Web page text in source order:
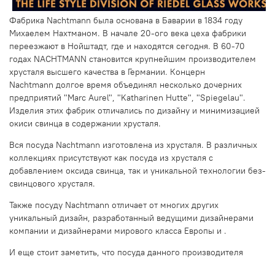
Фабрика Nachtmann была основана в Баварии в 1834 году
Михаелем Нахтманом. В начале 20-ого века цеха фабрики
переезжают в Нойштадт, где и находятся сегодня. В 60-70
годах NACHTMANN становится крупнейшим производителем
хрусталя высшего качества в Германии. Концерн
Nachtmann долгое время объединял несколько дочерних
предприятий "Marc Aurel", "Katharinen Hutte", "Spiegelau".
Изделия этих фабрик отличались по дизайну и минимизацией
окиси свинца в содержании хрусталя.
Вся посуда Nachtmann изготовлена из хрусталя. В различных
коллекциях присутствуют как посуда из хрусталя с
добавлением оксида свинца, так и уникальной технологии без-
свинцового хрусталя.
Также посуду Nachtmann отличает от многих других
уникальный дизайн, разработанный ведущими дизайнерами
компании и дизайнерами мирового класса Европы и .
И еще стоит заметить, что посуда данного производителя